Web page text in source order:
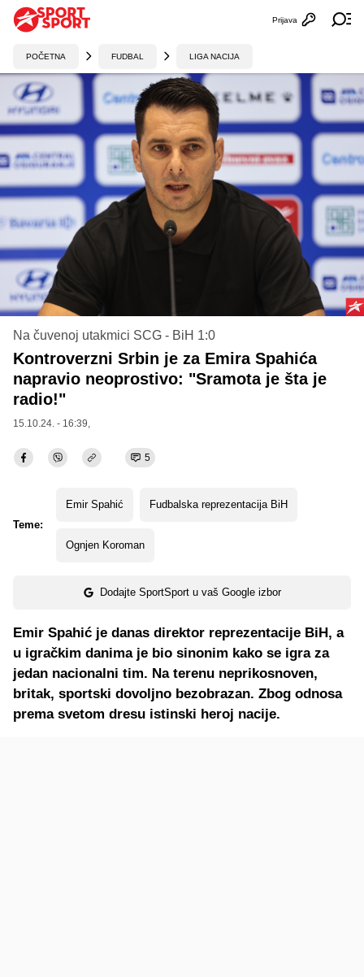
Otvori
Prijava
POČETNA FUDBAL LIGA NACIJA
Na čuvenoj utakmici SCG - BiH 1:0
Kontroverzni Srbin je za Emira Spahića
napravio neoprostivo: "Sramota je šta je
radio!"
15.10.24. - 16:39,
5
Teme:
Emir Spahić Fudbalska reprezentacija BiH
Ognjen Koroman
Dodajte SportSport u vaš Google izbor
Emir Spahić je danas direktor reprezentacije BiH, a
u igračkim danima je bio sinonim kako se igra za
jedan nacionalni tim. Na terenu neprikosnoven,
britak, sportski dovoljno bezobrazan. Zbog odnosa
prema svetom dresu istinski heroj nacije.